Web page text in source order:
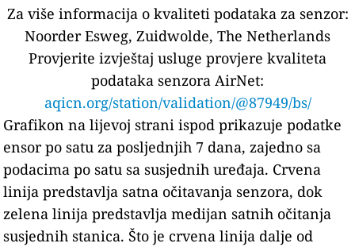
Za više informacija o kvaliteti podataka za senzor:
Noorder Esweg, Zuidwolde, The Netherlands
Provjerite izvještaj usluge provjere kvaliteta
podataka senzora AirNet:
aqicn.org/station/validation/@87949/bs/
Grafikon na lijevoj strani ispod prikazuje podatke
ensor po satu za posljednjih 7 dana, zajedno sa
podacima po satu sa susjednih uređaja. Crvena
linija predstavlja satna očitavanja senzora, dok
zelena linija predstavlja medijan satnih očitanja
susjednih stanica. Što je crvena linija dalje od